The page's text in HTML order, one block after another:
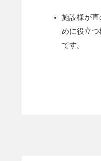
施設様が直
めに役立つ
です。